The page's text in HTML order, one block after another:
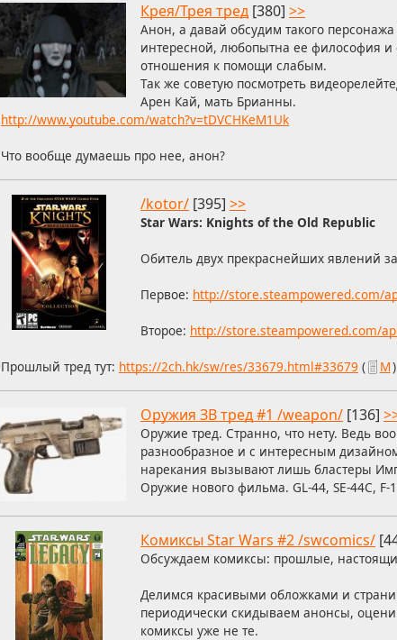
Крея/Трея тред [380] >>
Анон, а давай обсудим такого
интересной, любопытна ее философия и
отношения к помощи слабым.
Так же советую посмотреть
Арен Кай, мать Брианны.
http://www.youtube.com/watch?v=tDVCHKeM1Uk
Что вообще думаешь про нее, анон?
/kotor/ [395] >>
Star Wars: Knights of the Old Republic
Обитель двух прекраснейших явлений
Первое: http://store.steampowered.com/
Второе: http://store.steampowered.com/
Прошлый тред тут: https://2ch.hk/sw/res/33679.html#33679 ( М)
Оружия ЗВ тред #1 /weapon/ [136]
Оружие тред. Странно, что нету. Ведь
разнообразное и с интересным
нарекания вызывают лишь бластеры
Оружие нового фильма. GL-44, SE-44C, F-
Комиксы Star Wars #2 /swcomics/
Обсуждаем комиксы: прошлые,
Делимся красивыми обложками и
периодически скидываем анонсы,
комиксы уже не те.